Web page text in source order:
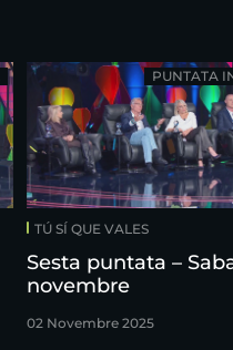
TÚ SÍ QUE VALES
Sesta puntata –
novembre
02 Novembre 2025
PUNTATA